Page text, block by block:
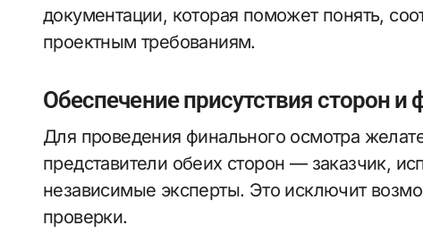
документации, которая поможет понять,
проектным требованиям.
Обеспечение присутствия сторон и
Для проведения финального осмотра
представители обеих сторон — заказчик,
независимые эксперты. Это исключит
проверки.